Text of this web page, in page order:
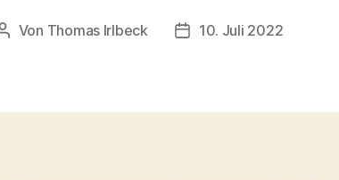
Beitragsautor
Von Thomas Irlbeck Veröffentlichungsdatum
10. Juli 2022